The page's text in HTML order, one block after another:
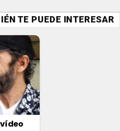
TE PUEDE INTERESAR